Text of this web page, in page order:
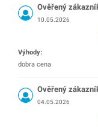
Ověřený
10.05.2026
Výhody:
dobra cena
Ověřený
04.05.2026